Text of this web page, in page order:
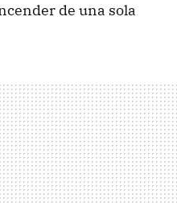
de una sola